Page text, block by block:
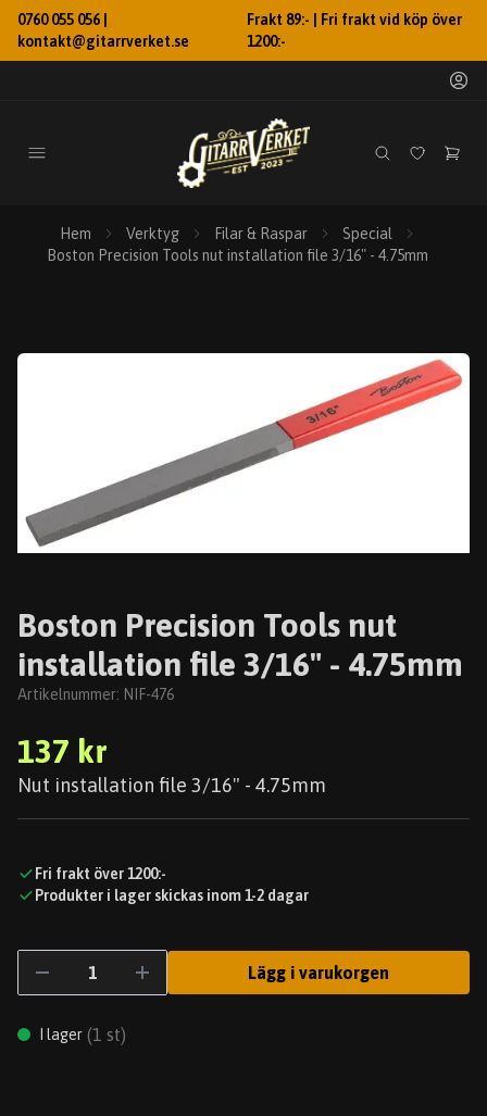
0760 055 056 |
kontakt@gitarrverket.se
Frakt 89:- | Fri frakt vid köp över
1200:-
Hem Verktyg Filar & Raspar
Special
Boston Precision Tools nut installation file 3/16" - 4.75mm
Boston Precision Tools nut
installation file 3/16" - 4.75mm
Artikelnummer: NIF-476
137 kr
Nut installation file 3/16" - 4.75mm
Fri frakt över 1200:-
Produkter i lager skickas inom 1-2 dagar
Lägg i varukorgen
I lager (1 st)